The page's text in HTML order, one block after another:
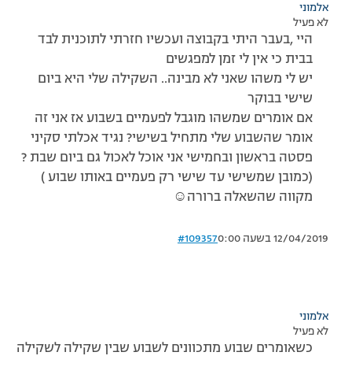
אלמוני
לא פעיל
היי ,בעבר היתי בקבוצה ועכשיו חזרתי לתוכנית לבד
בבית כי אין לי זמן למפגשים
יש לי משהו שאני לא מבינה.. השקילה שלי היא ביום
שישי בבוקר
אם אומרים שמשהו מוגבל לפעמיים בשבוע אז אני זה
אומר שהשבוע שלי מתחיל בשישי? נגיד אכלתי סקיני
פסטה בראשון ובחמישי אני אוכל לאכול גם ביום שבת ?
(כמובן שמשישי עד שישי רק פעמיים באותו שבוע )
מקווה שהשאלה ברורה☺️
12/04/2019 בשעה 0:00 #109357
אלמוני
לא פעיל
כשאומרים שבוע מתכוונים לשבוע שבין שקילה לשקילה